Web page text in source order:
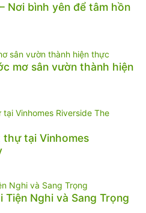
Nơi bình yên để tâm hồn
mơ sân vườn thành hiện
tại Vinhomes
Tiện Nghi và Sang Trọng